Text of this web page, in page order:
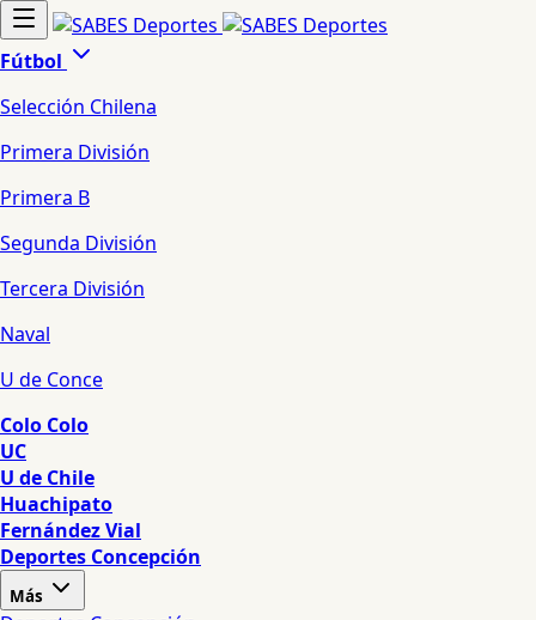
Fútbol
Selección Chilena
Primera División
Primera B
Segunda División
Tercera División
Naval
U de Conce
Colo Colo
UC
U de Chile
Huachipato
Fernández Vial
Deportes Concepción
Más